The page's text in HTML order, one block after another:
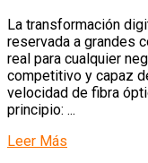
La transformación
reservada a grandes
real para cualquier
competitivo y capaz
velocidad de fibra
principio: ...
Leer Más